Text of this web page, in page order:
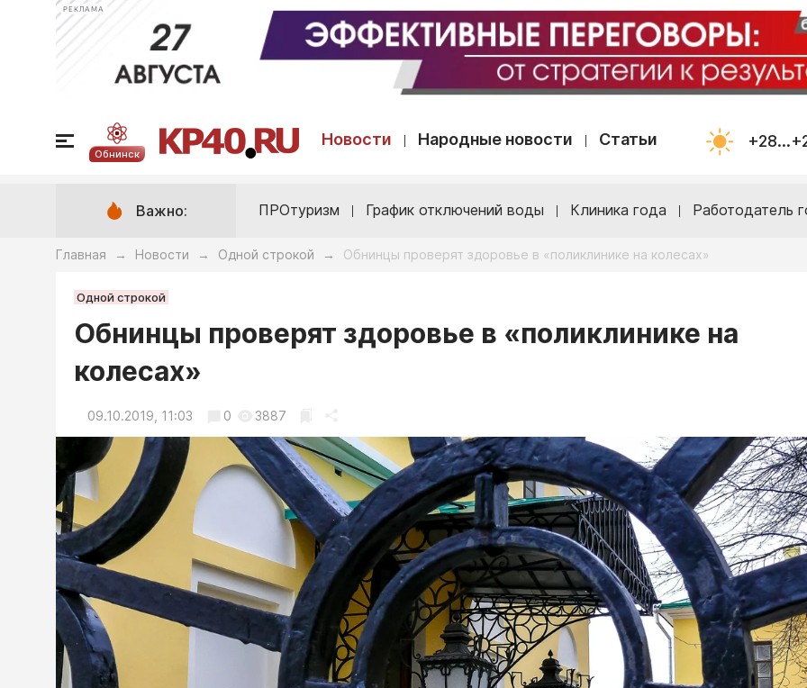
РЕКЛАМА
Обнинск
Новости Народные новости Статьи
Важно: ПРОтуризм График отключений воды Клиника года Работодатель
Главная → Новости → Одной строкой → Обнинцы проверят здоровье в «поликлинике на колесах»
Одной строкой
Обнинцы проверят здоровье в «поликлинике на
колесах»
09.10.2019, 11:03 0 3887